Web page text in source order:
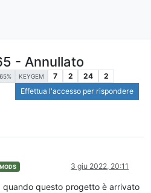
- Annullato
65% KEYGEM 7 2 24
2
Effettua l'accesso per rispondere
MODS 3 giu 2022, 20:11
quando questo progetto è arrivato